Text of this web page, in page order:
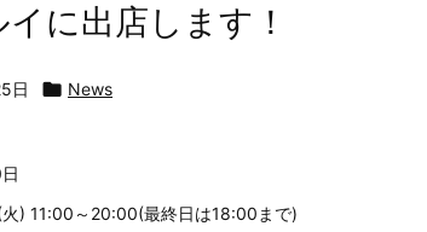
に出店します！
日  News
) 11:00～20:00(最終日は18:00まで)